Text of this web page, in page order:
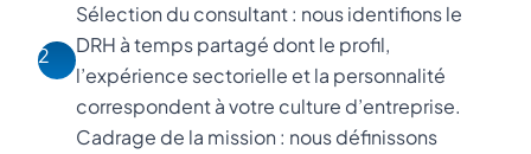
2
Sélection du consultant : nous identifions le
DRH à temps partagé dont le profil,
l’expérience sectorielle et la personnalité
correspondent à votre culture d’entreprise.
Cadrage de la mission : nous définissons